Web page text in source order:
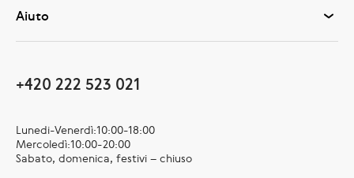
Aiuto
+420 222 523 021
Lunedi-Venerdì:10:00-18:00
Mercoledì:10:00-20:00
Sabato, domenica, festivi – chiuso